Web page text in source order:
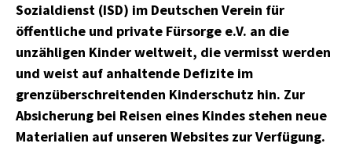
Sozialdienst (ISD) im Deutschen Verein für
öffentliche und private Fürsorge e.V. an die
unzähligen Kinder weltweit, die vermisst werden
und weist auf anhaltende Defizite im
grenzüberschreitenden Kinderschutz hin. Zur
Absicherung bei Reisen eines Kindes stehen neue
Materialien auf unseren Websites zur Verfügung.